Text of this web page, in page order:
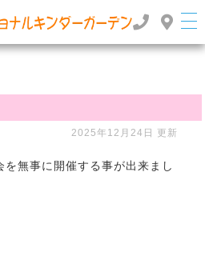
ーガーデン
2025年12月24日 更新
無事に開催する事が出来まし